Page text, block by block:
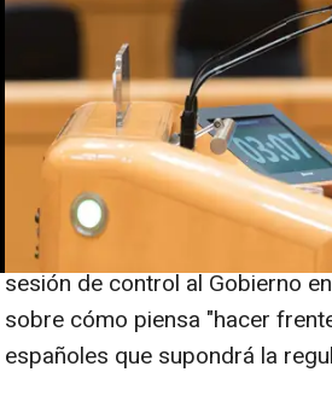
La senadora de Vox, Paloma
"prioridad nacional" con la
mientras la ministra de
ha asegurado que "no se hace
"Cómo se atreven a imponer
principio de prioridad
sesión de control al Gobierno
sobre cómo piensa "hacer
españoles que supondrá la